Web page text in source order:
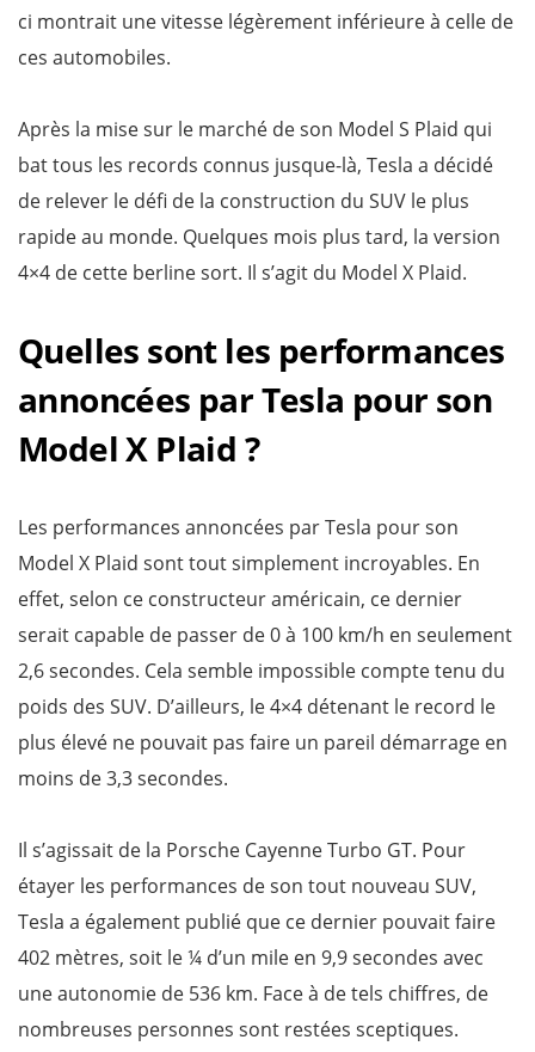
ci montrait une vitesse légèrement inférieure à celle de
ces automobiles.
Après la mise sur le marché de son Model S Plaid qui
bat tous les records connus jusque-là, Tesla a décidé
de relever le défi de la construction du SUV le plus
rapide au monde. Quelques mois plus tard, la version
4×4 de cette berline sort. Il s’agit du Model X Plaid.
Quelles sont les performances
annoncées par Tesla pour son
Model X Plaid ?
Les performances annoncées par Tesla pour son
Model X Plaid sont tout simplement incroyables. En
effet, selon ce constructeur américain, ce dernier
serait capable de passer de 0 à 100 km/h en seulement
2,6 secondes. Cela semble impossible compte tenu du
poids des SUV. D’ailleurs, le 4×4 détenant le record le
plus élevé ne pouvait pas faire un pareil démarrage en
moins de 3,3 secondes.
Il s’agissait de la Porsche Cayenne Turbo GT. Pour
étayer les performances de son tout nouveau SUV,
Tesla a également publié que ce dernier pouvait faire
402 mètres, soit le ¼ d’un mile en 9,9 secondes avec
une autonomie de 536 km. Face à de tels chiffres, de
nombreuses personnes sont restées sceptiques.